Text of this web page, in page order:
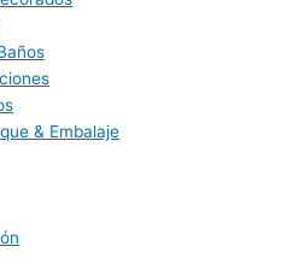
& Embalaje